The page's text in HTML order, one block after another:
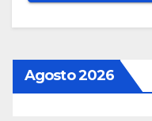
Agosto 2026